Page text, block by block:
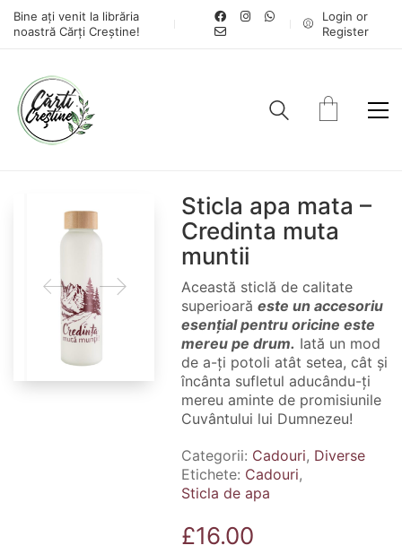
Bine ați venit la librăria
noastră Cărți Creștine!
Login or
Register
Sticla apa mata –
Credinta muta
muntii
Această sticlă de calitate
superioară este un accesoriu
esențial pentru oricine este
mereu pe drum. Iată un mod
de a-ți potoli atât setea, cât și
încânta sufletul aducându-ți
mereu aminte de promisiunile
Cuvântului lui Dumnezeu!
Categorii: Cadouri, Diverse
Etichete: Cadouri,
Sticla de apa
£16.00